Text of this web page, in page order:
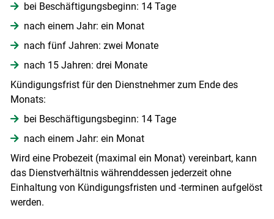
bei Beschäftigungsbeginn: 14 Tage
nach einem Jahr: ein Monat
nach fünf Jahren: zwei Monate
nach 15 Jahren: drei Monate
Kündigungsfrist für den Dienstnehmer zum Ende des
Monats:
bei Beschäftigungsbeginn: 14 Tage
nach einem Jahr: ein Monat
Wird eine Probezeit (maximal ein Monat) vereinbart, kann
das Dienstverhältnis währenddessen jederzeit ohne
Einhaltung von Kündigungsfristen und -terminen aufgelöst
werden.